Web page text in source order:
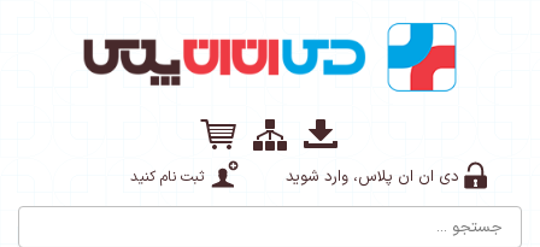
دی ان ان پلاس، وارد شوید ثبت نام کنید